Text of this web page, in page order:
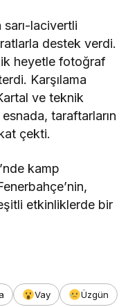
lacivertli
destek verdi.
heyetle fotoğraf
Karşılama
ve teknik
taraftarların
çekti.
kamp
etkinliklerde bir
Vay
Üzgün